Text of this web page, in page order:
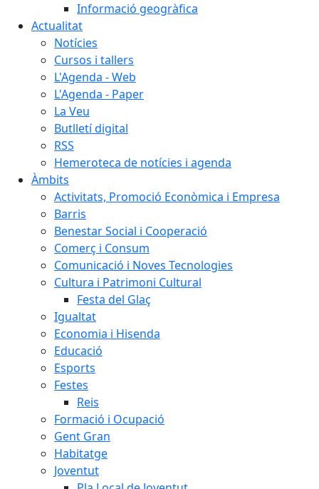
Informació geogràfica
Actualitat
Notícies
Cursos i tallers
L'Agenda - Web
L'Agenda - Paper
La Veu
Butlletí digital
RSS
Hemeroteca de notícies i agenda
Àmbits
Activitats, Promoció Econòmica i Empresa
Barris
Benestar Social i Cooperació
Comerç i Consum
Comunicació i Noves Tecnologies
Cultura i Patrimoni Cultural
Festa del Glaç
Igualtat
Economia i Hisenda
Educació
Esports
Festes
Reis
Formació i Ocupació
Gent Gran
Habitatge
Joventut